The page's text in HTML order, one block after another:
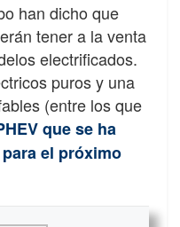
han dicho que
tener a la venta
electrificados.
puros y una
(entre los que
que se ha
el próximo